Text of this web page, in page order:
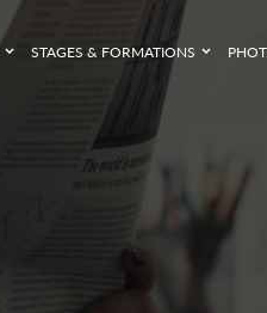
STAGES & FORMATIONS